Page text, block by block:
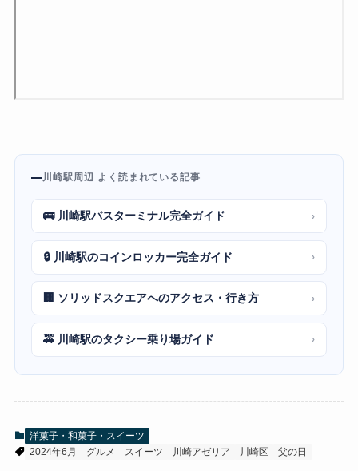
川崎駅周辺 よく読まれている記事
🚌 川崎駅バスターミナル完全ガイド ›
🔒 川崎駅のコインロッカー完全ガイド ›
🏢 ソリッドスクエアへのアクセス・行き方 ›
🚕 川崎駅のタクシー乗り場ガイド ›
洋菓子・和菓子・スイーツ
2024年6月
グルメ スイーツ 川崎アゼリア 川崎区 父の日